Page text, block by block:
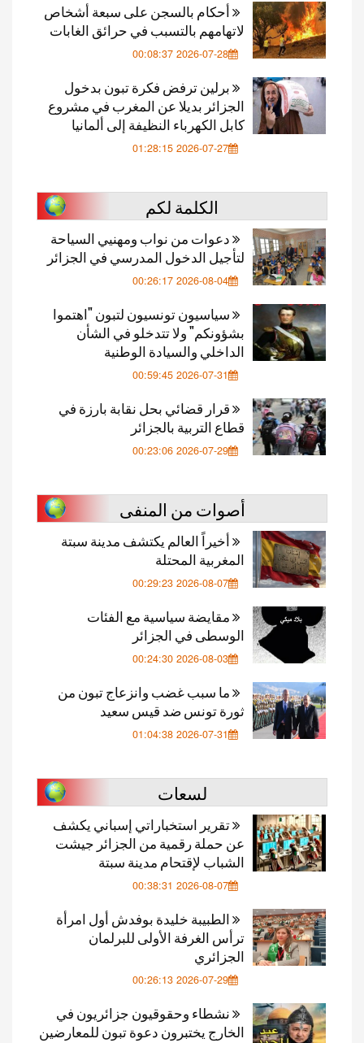
أحكام بالسجن على سبعة أشخاص
لاتهامهم بالتسبب في حرائق الغابات
2026-07-28 00:08:37
برلين ترفض فكرة تبون بدخول
الجزائر بديلا عن المغرب في مشروع
كابل الكهرباء النظيفة إلى ألمانيا
2026-07-27 01:28:15
الكلمة لكم
دعوات من نواب ومهنيي السياحة
لتأجيل الدخول المدرسي في الجزائر
2026-08-04 00:26:17
سياسيون تونسيون لتبون "اهتموا
بشؤونكم" ولا تتدخلو في الشأن
الداخلي والسيادة الوطنية
2026-07-31 00:59:45
قرار قضائي بحل نقابة بارزة في
قطاع التربية بالجزائر
2026-07-29 00:23:06
أصوات من المنفى
أخيراً العالم يكتشف مدينة سبتة
المغربية المحتلة
2026-08-07 00:29:23
مقايضة سياسية مع الفئات
الوسطى في الجزائر
2026-08-03 00:24:30
ما سبب غضب وانزعاج تبون من
ثورة تونس ضد قيس سعيد
2026-07-31 01:04:38
لسعات
تقرير استخباراتي إسباني يكشف
عن حملة رقمية من الجزائر جيشت
الشباب لإقتحام مدينة سبتة
2026-08-07 00:38:31
الطبيبة خليدة بوفدش أول امرأة
ترأس الغرفة الأولى للبرلمان
الجزائري
2026-07-29 00:26:13
نشطاء وحقوقيون جزائريون في
الخارج يختبرون دعوة تبون للمعارضين